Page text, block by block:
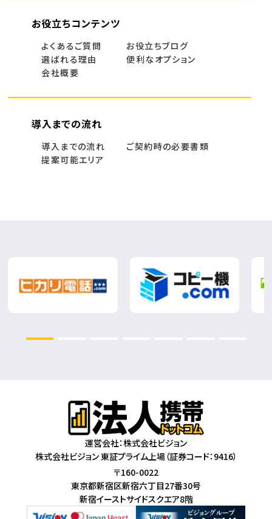
お役立ちコンテンツ
よくあるご質問
お役立ちブログ
選ばれる理由
便利なオプション
会社概要
導入までの流れ
導入までの流れ
ご契約時の必要書類
提案可能エリア
運営会社：株式会社ビジョン
株式会社ビジョン 東証プライム上場（証券コード：9416）
〒160-0022
東京都新宿区新宿六丁目27番30号
新宿イーストサイドスクエア8階